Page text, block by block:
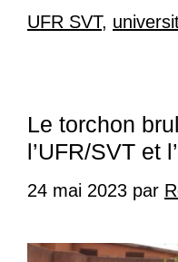
UFR SVT,
Le torchon
l’UFR/SVT et
24 mai 2023 par